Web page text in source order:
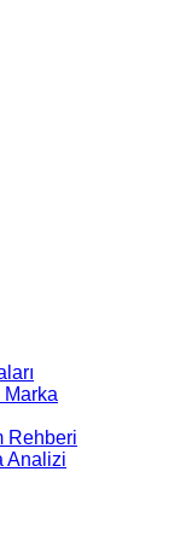
Marka
Rehberi
Analizi